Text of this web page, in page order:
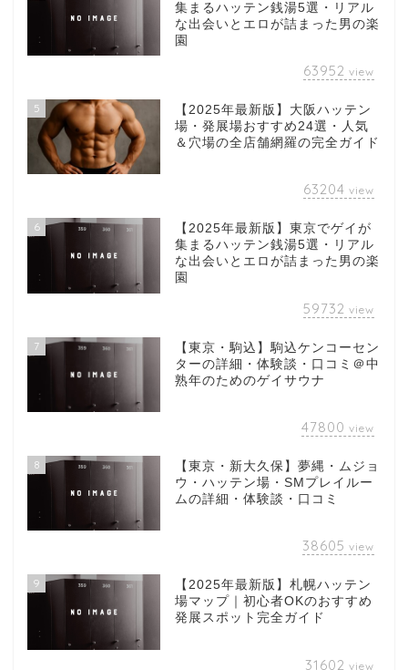
集まるハッテン銭湯5選・リアル
な出会いとエロが詰まった男の楽
園
63952 view
5
【2025年最新版】大阪ハッテン
場・発展場おすすめ24選・人気
＆穴場の全店舗網羅の完全ガイド
63204 view
6
【2025年最新版】東京でゲイが
集まるハッテン銭湯5選・リアル
な出会いとエロが詰まった男の楽
園
59732 view
7
【東京・駒込】駒込ケンコーセン
ターの詳細・体験談・口コミ＠中
熟年のためのゲイサウナ
47800 view
8
【東京・新大久保】夢縄・ムジョ
ウ・ハッテン場・SMプレイルー
ムの詳細・体験談・口コミ
38605 view
9
【2025年最新版】札幌ハッテン
場マップ｜初心者OKのおすすめ
発展スポット完全ガイド
31602 view